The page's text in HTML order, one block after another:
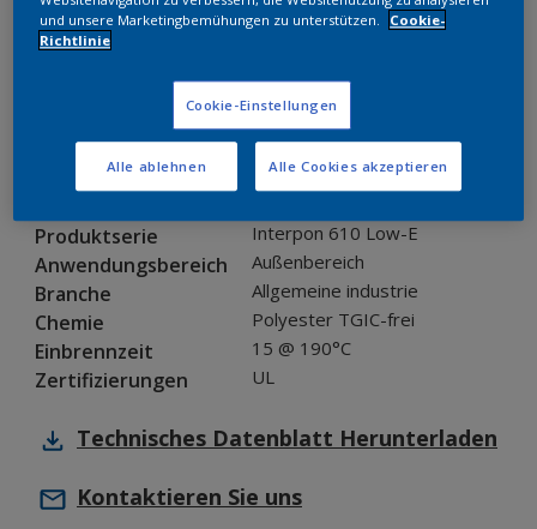
Produktcode NE051F
25 kg
RAL
Glänzend Glänzend
Struktur Glatt
Produktserie Interpon 610 Low-E
Anwendungsbereich Außenbereich
Branche Allgemeine industrie
Chemie Polyester TGIC-frei
Einbrennzeit 15 @ 190°C
Zertifizierungen UL
Technisches Datenblatt Herunterladen
Kontaktieren Sie uns
und unsere Marketingbemühungen zu unterstützen.
Cookie-
Richtlinie
Cookie-Einstellungen
Alle ablehnen Alle Cookies akzeptieren